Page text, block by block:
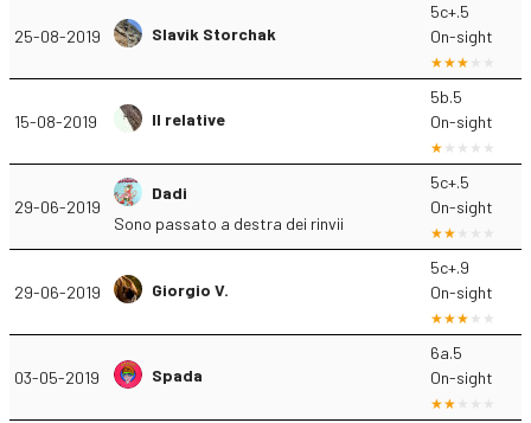
25-08-2019 Slavik Storchak
5c+.5
On-sight
15-08-2019 Il relative
5b.5
On-sight
29-06-2019
Dadi
Sono passato a destra dei rinvii
5c+.5
On-sight
29-06-2019 Giorgio V.
5c+.9
On-sight
03-05-2019 Spada
6a.5
On-sight